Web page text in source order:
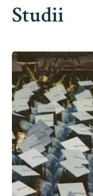
Studii